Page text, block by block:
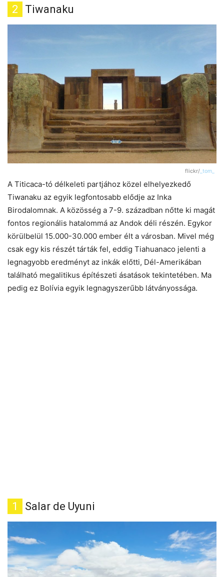
2 Tiwanaku
flickr/ _tom_
A Titicaca-tó délkeleti partjához közel elhelyezkedő
Tiwanaku az egyik legfontosabb elődje az Inka
Birodalomnak. A közösség a 7-9. században nőtte ki magát
fontos regionális hatalommá az Andok déli részén. Egykor
körülbelül 15.000-30.000 ember élt a városban. Mivel még
csak egy kis részét tárták fel, eddig Tiahuanaco jelenti a
legnagyobb eredményt az inkák előtti, Dél-Amerikában
található megalitikus építészeti ásatások tekintetében. Ma
pedig ez Bolívia egyik legnagyszerűbb látványossága.
1 Salar de Uyuni